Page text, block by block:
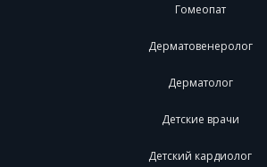
Гомеопат
Дерматовенеролог
Дерматолог
Детские врачи
Детский кардиолог